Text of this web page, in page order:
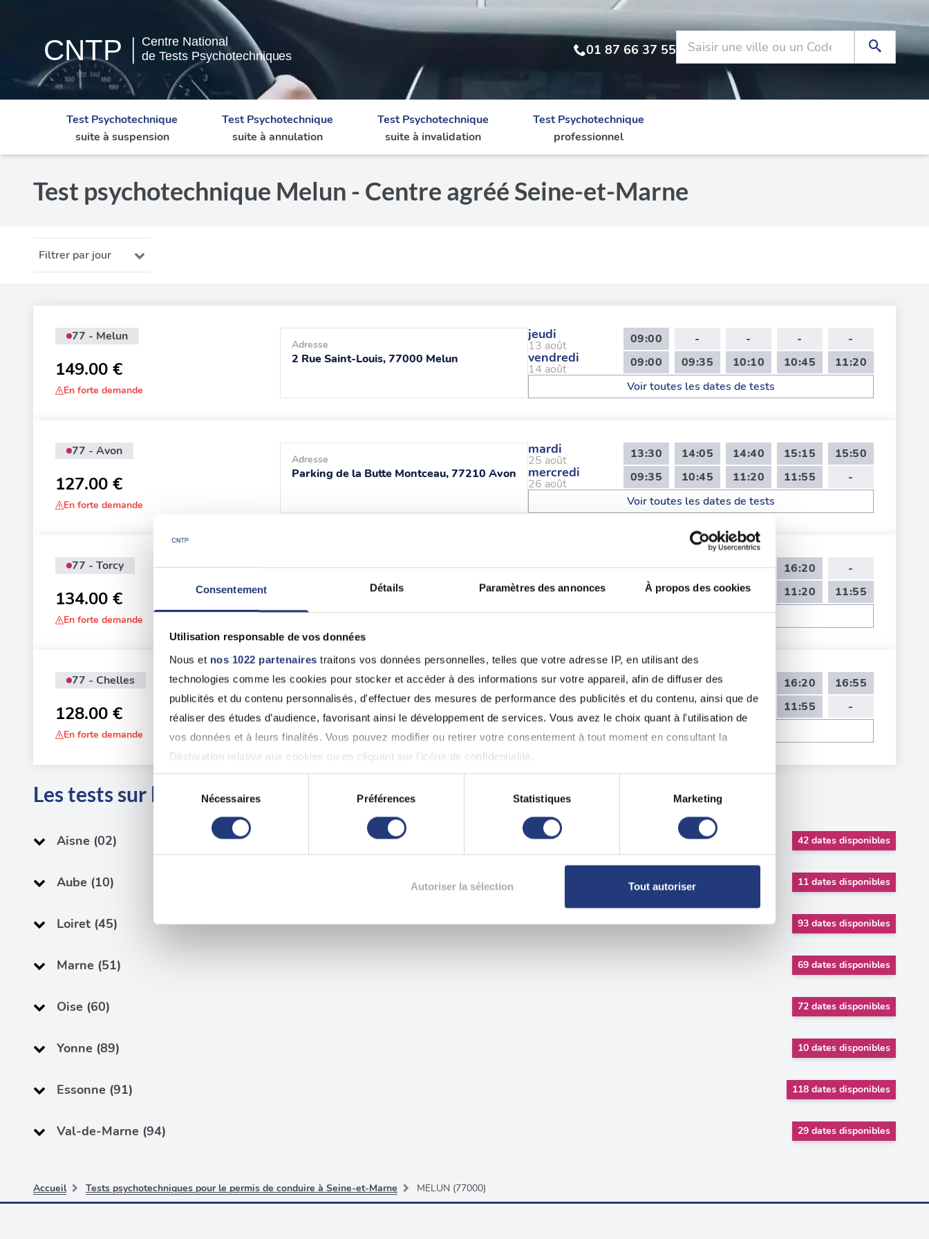
Consentement Détails Paramètres des annonces À propos des cookies
Utilisation responsable de vos données
Nous et nos 1022 partenaires traitons vos données personnelles, telles que votre adresse IP, en utilisant des
technologies comme les cookies pour stocker et accéder à des informations sur votre appareil, afin de diffuser des
publicités et du contenu personnalisés, d'effectuer des mesures de performance des publicités et du contenu, ainsi que de
réaliser des études d’audience, favorisant ainsi le développement de services. Vous avez le choix quant à l'utilisation de
vos données et à leurs finalités. Vous pouvez modifier ou retirer votre consentement à tout moment en consultant la
Déclaration relative aux cookies ou en cliquant sur l'icône de confidentialité.
Si vous le permettez, nous aimerions également :
Collecter des informations sur votre localisation géographique qui peuvent être précises à plusieurs mètres près
Identifier votre appareil en l'analysant activement pour en relever les caractéristiques spécifiques (empreintes
digitales).
du
consentement
Nécessaires Préférences Statistiques Marketing
Autoriser la sélection Tout autoriser
01 87 66 37 55
Test Psychotechnique
suite à suspension
Test Psychotechnique
suite à annulation
Test Psychotechnique
suite à invalidation
Test Psychotechnique
professionnel
Test psychotechnique Melun - Centre agréé Seine-et-Marne
Filtrer par jour
77 - Melun
149.00 €
En forte demande
Adresse
2 Rue Saint-Louis, 77000 Melun
jeudi
13 août 09:00 - - - -
vendredi
14 août 09:00 09:35 10:10 10:45
11:20
Voir toutes les dates de tests
77 - Avon
127.00 €
En forte demande
Adresse
Parking de la Butte Montceau, 77210 Avon
mardi
25 août 13:30 14:05 14:40 15:15 15:50
mercredi
26 août 09:35 10:45 11:20 11:55
-
Voir toutes les dates de tests
77 - Torcy
134.00 €
En forte demande
22 Rue Pierre Mendès France, 77200
mercredi 14:35 15:10 15:45 16:20 -
mercredi 09:00 09:35 10:10 11:20
11:55
Voir toutes les dates de tests
77 - Chelles
128.00 €
En forte demande
19 Avenue du Maréchal Foch, 77500
Chelles
jeudi 14:00 14:35 16:20 16:55
jeudi
27 août 09:00 09:35 10:45 11:55
-
Voir toutes les dates de tests
Les tests sur les départements voisins
Aisne (02) 42 dates disponibles
Aube (10) 11 dates disponibles
Loiret (45) 93 dates disponibles
Marne (51) 69 dates disponibles
Oise (60) 72 dates disponibles
Yonne (89) 10 dates disponibles
Essonne (91) 118 dates disponibles
Val-de-Marne (94) 29 dates disponibles
Accueil Tests psychotechniques pour le permis de conduire à Seine-et-Marne MELUN (77000)